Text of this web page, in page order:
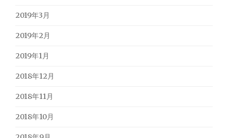
2019年3月
2019年2月
2019年1月
2018年12月
2018年11月
2018年10月